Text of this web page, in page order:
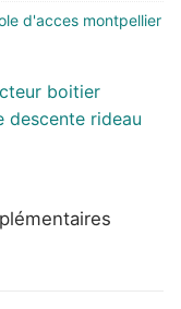
d'acces montpellier